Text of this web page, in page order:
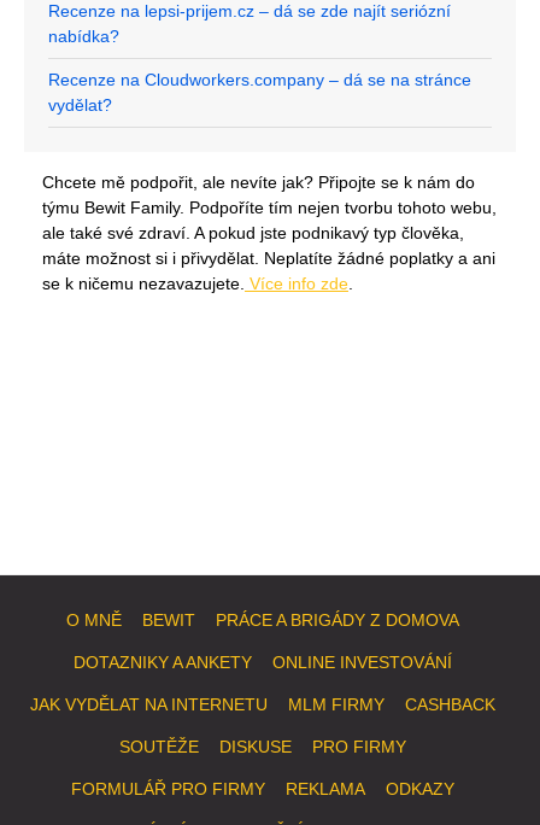
Recenze na lepsi-prijem.cz – dá se zde najít seriózní
nabídka?
Recenze na Cloudworkers.company – dá se na stránce
vydělat?
Chcete mě podpořit, ale nevíte jak? Připojte se k nám do
týmu Bewit Family. Podpoříte tím nejen tvorbu tohoto webu,
ale také své zdraví. A pokud jste podnikavý typ člověka,
máte možnost si i přivydělat. Neplatíte žádné poplatky a ani
se k ničemu nezavazujete. Více info zde
O MNĚ BEWIT PRÁCE A BRIGÁDY Z DOMOVA
DOTAZNIKY A ANKETY ONLINE INVESTOVÁNÍ
JAK VYDĚLAT NA INTERNETU MLM FIRMY CASHBACK
SOUTĚŽE DISKUSE PRO FIRMY
FORMULÁŘ PRO FIRMY REKLAMA ODKAZY